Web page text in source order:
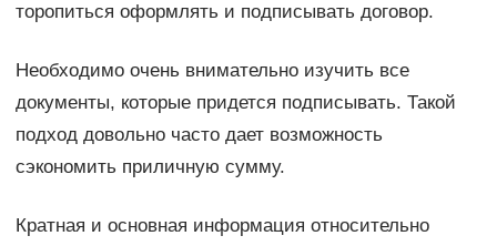
торопиться оформлять и подписывать договор.
Необходимо очень внимательно изучить все
документы, которые придется подписывать. Такой
подход довольно часто дает возможность
сэкономить приличную сумму.
Кратная и основная информация относительно